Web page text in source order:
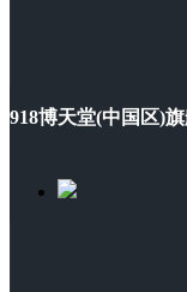
918博天堂(中国区)